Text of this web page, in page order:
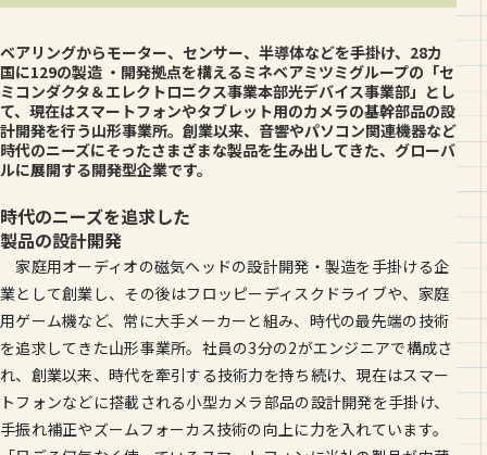
e
o
o
k
e
ベアリングからモーター、センサー、半導体などを手掛け、28カ
国に129の製造 ・開発拠点を構えるミネベアミツミグループの「セ
ミコンダクタ＆エレクトロニクス事業本部光デバイス事業部」とし
て、現在はスマートフォンやタブレット用のカメラの基幹部品の設
計開発を行う山形事業所。創業以来、音響やパソコン関連機器など
時代のニーズにそったさまざまな製品を生み出してきた、グローバ
ルに展開する開発型企業です。
時代のニーズを追求した
製品の設計開発
家庭用オーディオの磁気ヘッドの設計開発・製造を手掛ける企
業として創業し、その後はフロッピーディスクドライブや、家庭
用ゲーム機など、常に大手メーカーと組み、時代の最先端の技術
を追求してきた山形事業所。社員の3分の2がエンジニアで構成さ
れ、創業以来、時代を牽引する技術力を持ち続け、現在はスマー
トフォンなどに搭載される小型カメラ部品の設計開発を手掛け、
手振れ補正やズームフォーカス技術の向上に力を入れています。